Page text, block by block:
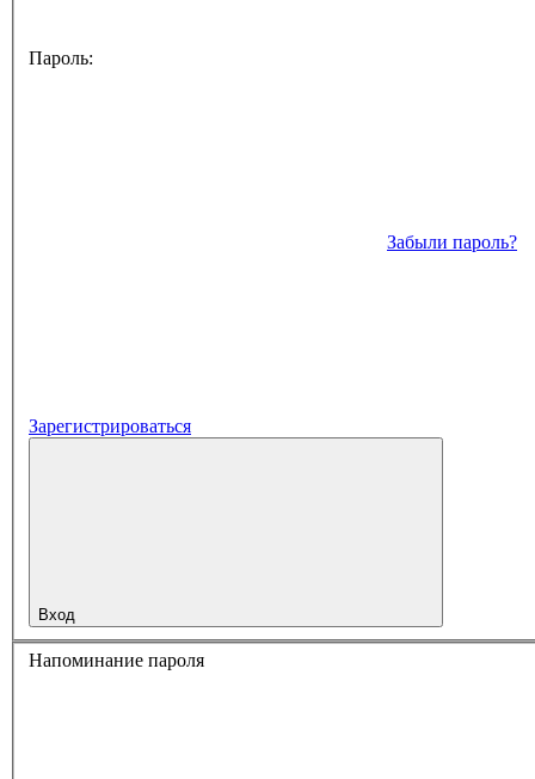
Пароль:
Забыли пароль?
Зарегистрироваться
Вход
Напоминание пароля